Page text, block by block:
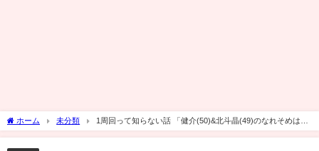
ホーム 未分類
1周回って知らない話 「健介(50)&北斗晶(49)のなれそめは?
北朝鮮のな一様断の恋婚約会見で?」「芸能界を代表するおしどり夫婦に今さら聞けな